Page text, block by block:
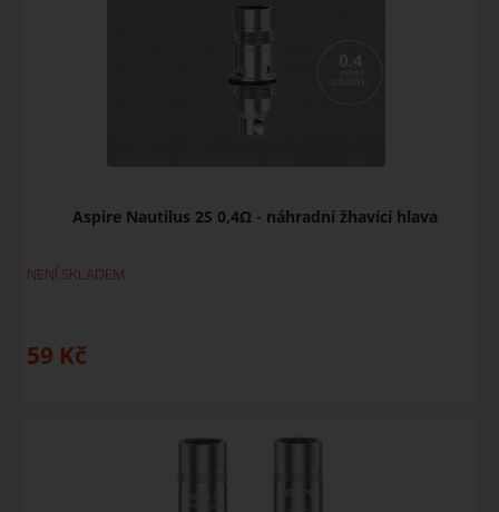
Aspire Nautilus 2S 0,4Ω - náhradní žhavící hlava
NENÍ SKLADEM
59 Kč